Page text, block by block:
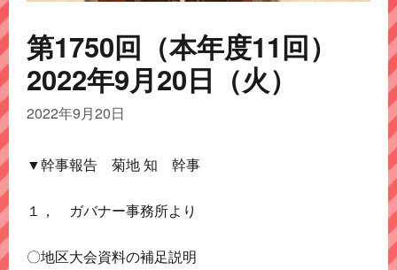
第1750回（本年度11回）
2022年9月20日（火）
2022年9月20日
▼幹事報告 菊地 知 幹事
１， ガバナー事務所より
〇地区大会資料の補足説明